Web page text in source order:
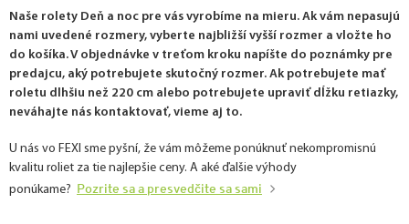
Naše rolety Deň a noc pre vás vyrobíme na mieru. Ak vám nepasujú
nami uvedené rozmery, vyberte najbližší vyšší rozmer a vložte ho
do košíka. V objednávke v treťom kroku napíšte do poznámky pre
predajcu, aký potrebujete skutočný rozmer. Ak potrebujete mať
roletu dlhšiu než 220 cm alebo potrebujete upraviť dĺžku retiazky,
neváhajte nás kontaktovať, vieme aj to.
U nás vo FEXI sme pyšní, že vám môžeme ponúknuť nekompromisnú
kvalitu roliet za tie najlepšie ceny. A aké ďalšie výhody
ponúkame? Pozrite sa a presvedčite sa sami